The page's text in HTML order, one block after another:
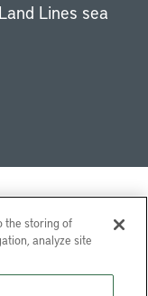
Lines sea
the storing of
analyze site